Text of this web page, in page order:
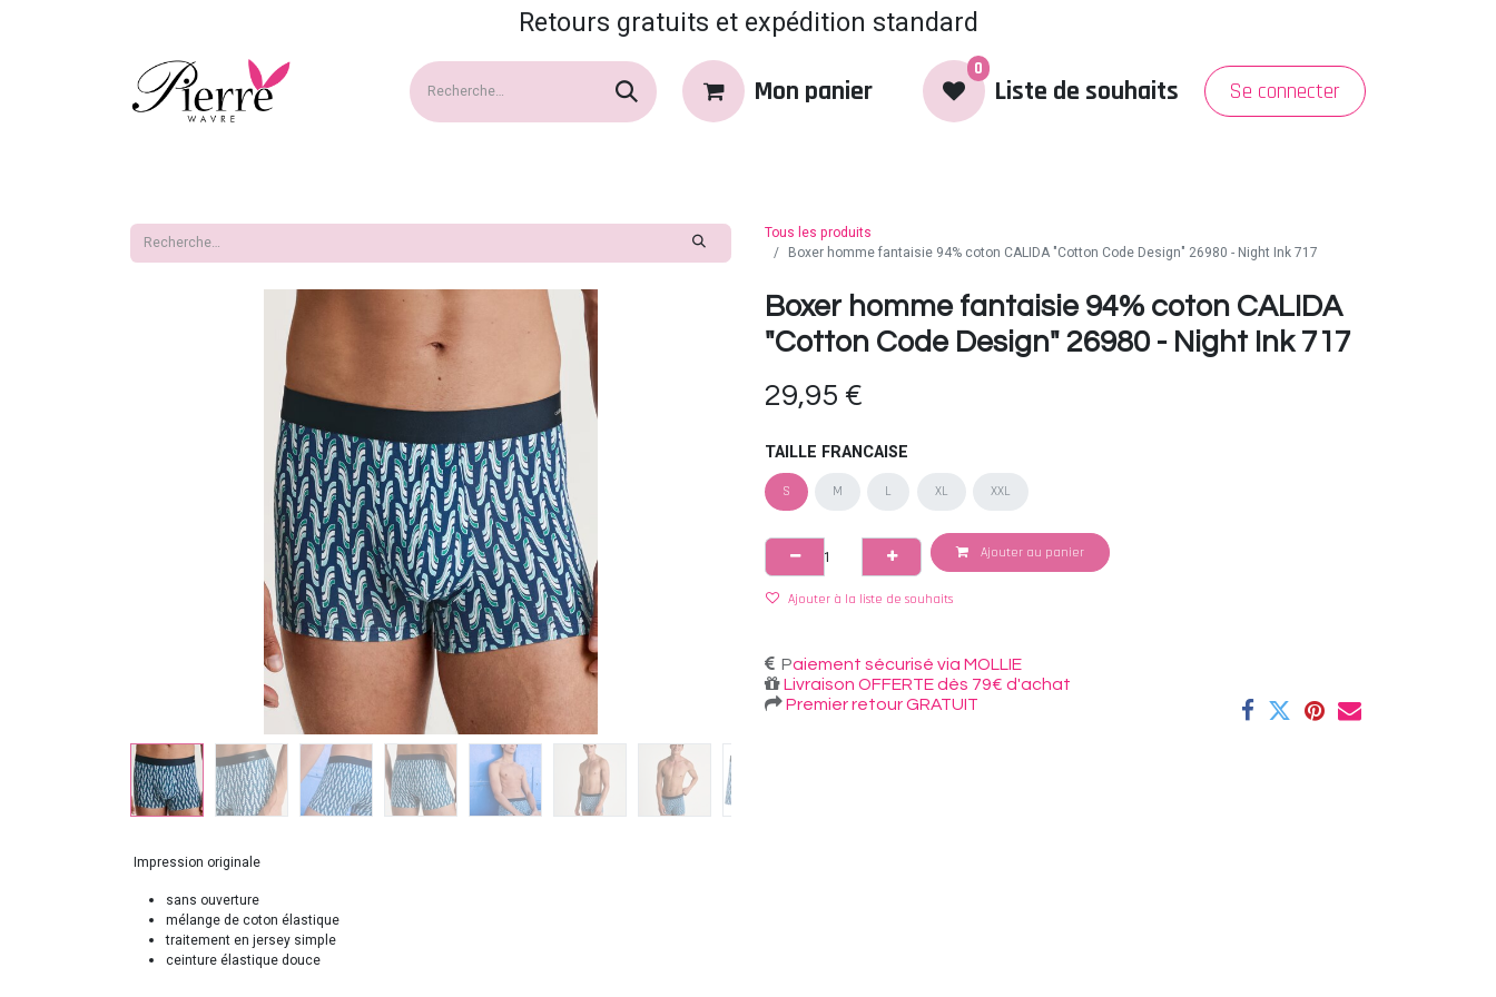
Retours gratuits et expédition standard
Mon panier
0
Liste de souhaits Se connecter
Tous les produits
Boxer homme fantaisie 94% coton CALIDA "Cotton Code Design" 26980 - Night Ink 717
Boxer homme fantaisie 94% coton CALIDA
"Cotton Code Design" 26980 - Night Ink 717
29,95 €
TAILLE FRANCAISE
S M L XL XXL
Ajouter au panier
Ajouter à la liste de souhaits
Paiement sécurisé via MOLLIE
Livraison OFFERTE dès 79€ d'achat
Premier retour GRATUIT
Impression originale
sans ouverture
mélange de coton élastique
traitement en jersey simple
ceinture élastique douce